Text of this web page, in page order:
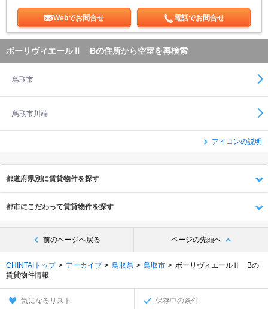
Webでお問合せ 電話でお問合せ
ボーリヴィエールⅡ Bの住所から空室を再検索
鳥取市
鳥取市川端
アイコンの説明
都道府県別に賃貸物件を探す
都市にこだわって賃貸物件を探す
前のページへ戻る ページの先頭へ
CHINTAIトップ アーカイブ 鳥取県 鳥取市
ボーリヴィエールⅡ Bの
賃貸物件情報
気になるリスト 保存中の条件